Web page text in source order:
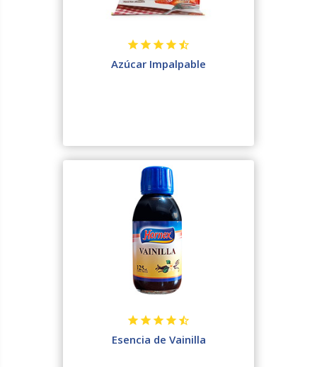
Azúcar Impalpable
Esencia de Vainilla